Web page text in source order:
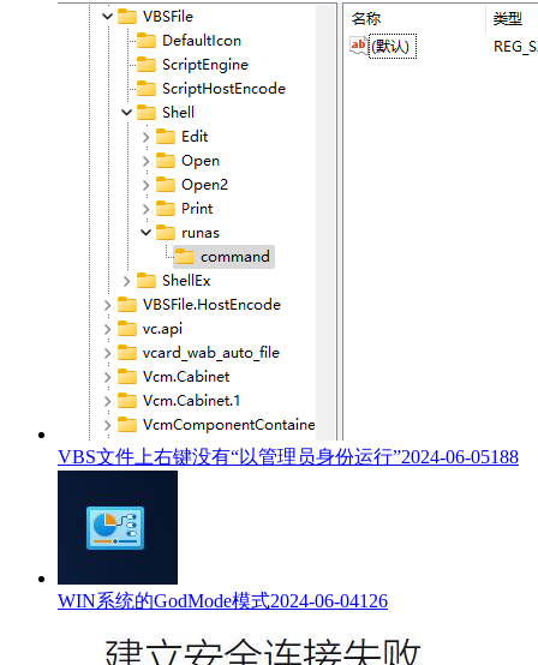
VBS文件上右键没有“以管理员身份运行”2024-06-05188
WIN系统的GodMode模式2024-06-04126